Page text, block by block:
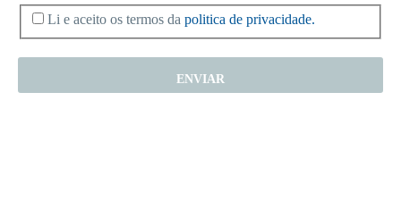
Li e aceito os termos da politica de privacidade.